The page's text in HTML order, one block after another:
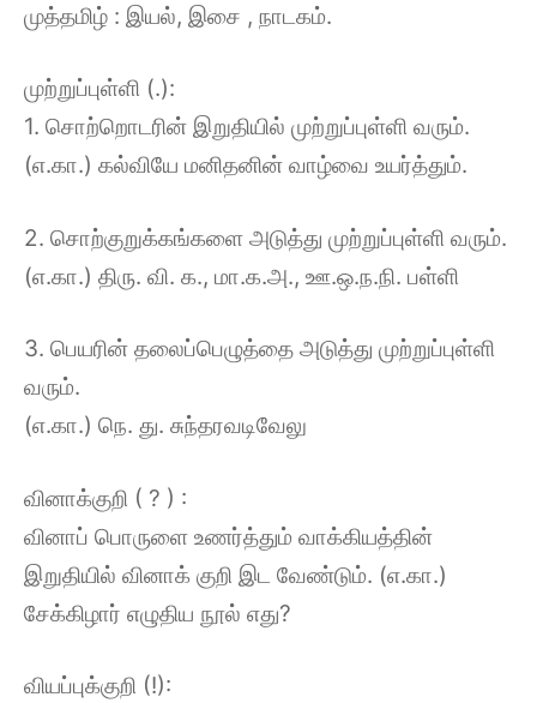
முத்தமிழ் : இயல், இசை , நாடகம்.
முற்றுப்புள்ளி (.):
1. சொற்றொடரின் இறுதியில் முற்றுப்புள்ளி வரும்.
(எ.கா.) கல்வியே மனிதனின் வாழ்வை உயர்த்தும்.
2. சொற்குறுக்கங்களை அடுத்து முற்றுப்புள்ளி வரும்.
(எ.கா.) திரு. வி. க., மா.க.அ., ஊ.ஒ.ந.நி. பள்ளி
3. பெயரின் தலைப்பெழுத்தை அடுத்து முற்றுப்புள்ளி
வரும்.
(எ.கா.) நெ. து. சுந்தரவடிவேலு
வினாக்குறி ( ? ) :
வினாப் பொருளை உணர்த்தும் வாக்கியத்தின்
இறுதியில் வினாக் குறி இட வேண்டும். (எ.கா.)
சேக்கிழார் எழுதிய நூல் எது?
வியப்புக்குறி (!):